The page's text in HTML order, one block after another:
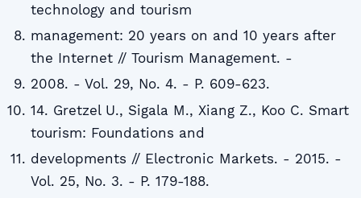
technology and tourism
management: 20 years on and 10 years after
the Internet // Tourism Management. -
2008. - Vol. 29, No. 4. - P. 609-623.
14. Gretzel U., Sigala M., Xiang Z., Koo C. Smart
tourism: Foundations and
developments // Electronic Markets. - 2015. -
Vol. 25, No. 3. - P. 179-188.